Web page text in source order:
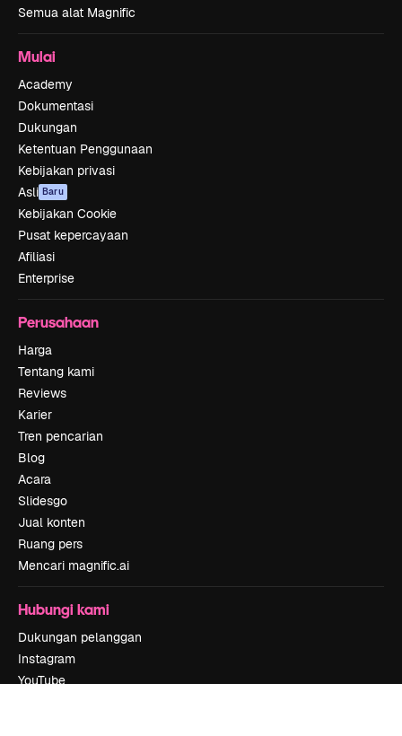
Semua alat Magnific
Mulai
Academy
Dokumentasi
Dukungan
Ketentuan Penggunaan
Kebijakan privasi
Asli Baru
Kebijakan Cookie
Pusat kepercayaan
Afiliasi
Enterprise
Perusahaan
Harga
Tentang kami
Reviews
Karier
Tren pencarian
Blog
Acara
Slidesgo
Jual konten
Ruang pers
Mencari magnific.ai
Hubungi kami
Dukungan pelanggan
Instagram
YouTube